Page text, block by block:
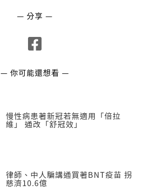
— 分享 —
— 你可能還想看 —
慢性病患著新冠若無適用「倍拉
維」 通改「舒冠效」
律師、中人騙講通買著BNT疫苗 拐
慈濟10.6億